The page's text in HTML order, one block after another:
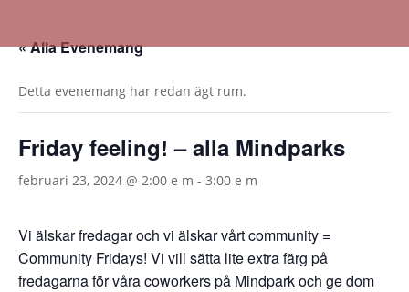
« Alla Evenemang
Detta evenemang har redan ägt rum.
Friday feeling! – alla Mindparks
februari 23, 2024 @ 2:00 e m - 3:00 e m
Vi älskar fredagar och vi älskar vårt community =
Community Fridays! Vi vill sätta lite extra färg på
fredagarna för våra coworkers på Mindpark och ge dom